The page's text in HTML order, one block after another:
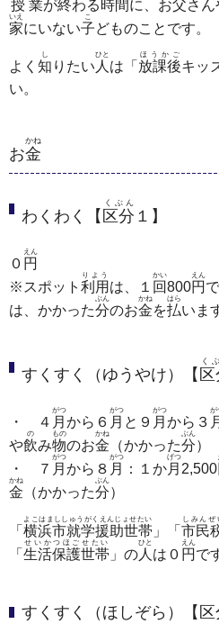
授業が終わる 時間に、お父さん
家
いえ
にいない子
こ
どものことです。
よく 知
し
りたい 人
ひと
は「 放課後
ほうかご
キッ
い。
お金
かね
わくわく【 区分
くぶん
１】
０ 円
えん
※スポット 利用
りよう
は、１ 回
かい
800円
えん
は、かかった分
ぶん
のお金
かね
を払
はら
いま
すくすく（ゆうやけ）【
く
・ ４ 月
がつ
から６ 月
がつ
と９ 月
がつ
から３
が
や飲
の
み物
もの
のお金
かね
（かかった分
ぶん
）
・ ７ 月
がつ
から８ 月
がつ
：１か月
げつ
2,500
金
かね
（かかった分
ぶん
）
「 横浜市就学援助世帯
よこはまししゅうがくえんじょせたい
」「 市民
しみん
「 生活保護世帯
せいかつほごせたい
」の人
ひと
は０ 円
えん
で
すくすく（ほしぞら）【区